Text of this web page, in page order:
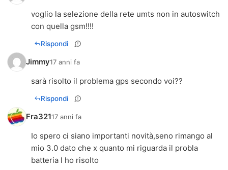
voglio la selezione della rete umts non in autoswitch
con quella gsm!!!!
Rispondi
Jimmy17 anni fa
sarà risolto il problema gps secondo voi??
Rispondi
Fra32117 anni fa
Io spero ci siano importanti novità,seno rimango al
mio 3.0 dato che x quanto mi riguarda il probla
batteria l ho risolto